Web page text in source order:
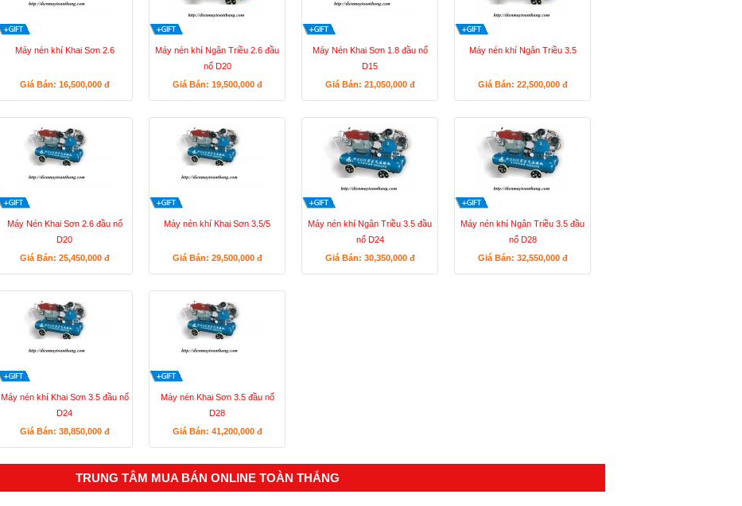
Máy nén khí Khai Sơn 2.6
Giá Bán: 16,500,000 đ
Máy nén khí Ngân Triều 2.6 đầu
nổ D20
Giá Bán: 19,500,000 đ
Máy Nén Khai Sơn 1.8 đầu nổ
D15
Giá Bán: 21,050,000 đ
Máy nén khí Ngân Triều 3.5
Giá Bán: 22,500,000 đ
Máy Nén Khai Sơn 2.6 đầu nổ
D20
Giá Bán: 25,450,000 đ
Máy nén khí Khai Sơn 3.5/5
Giá Bán: 29,500,000 đ
Máy nén khí Ngân Triều 3.5 đầu
nổ D24
Giá Bán: 30,350,000 đ
Máy nén khí Ngân Triều 3.5 đầu
nổ D28
Giá Bán: 32,550,000 đ
Máy nén khí Khai Sơn 3.5 đầu nổ
D24
Giá Bán: 38,850,000 đ
Máy nén Khai Sơn 3.5 đầu nổ
D28
Giá Bán: 41,200,000 đ
TRUNG TÂM MUA BÁN ONLINE TOÀN THẮNG